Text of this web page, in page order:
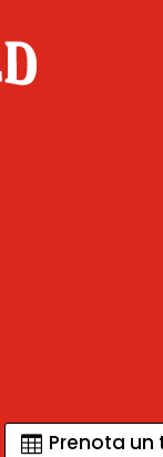
Prenota un